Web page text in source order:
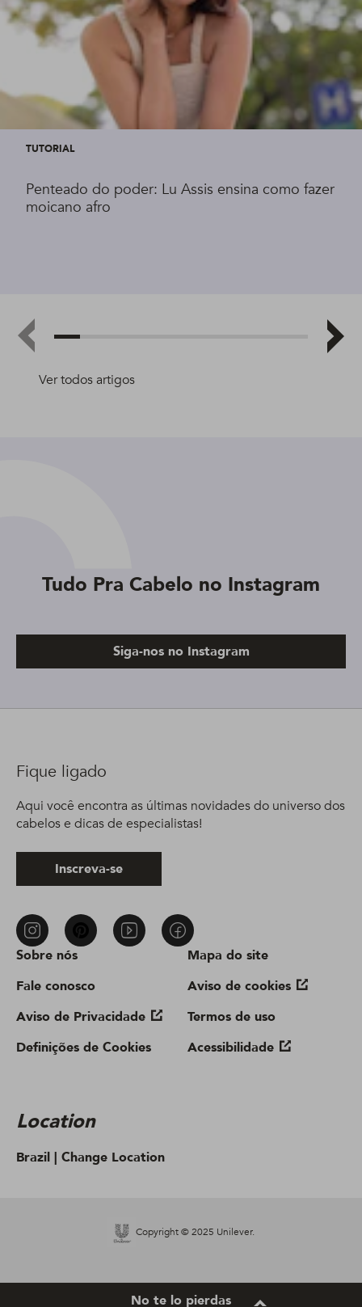
Ver todos artigos
TUTORIAL
Penteado do poder: Lu Assis ensina como fazer
moicano afro
Tudo Pra Cabelo no Instagram
Siga-nos no Instagram
Sobre nós
Fale conosco
Aviso de Privacidade
Definições de Cookies
Mapa do site
Aviso de cookies
Termos de uso
Acessibilidade
Location
Brazil | Change Location
Fique ligado
Aqui você encontra as últimas novidades do universo dos
cabelos e dicas de especialistas!
Inscreva-se
Copyright © 2025 Unilever.
No te lo pierdas